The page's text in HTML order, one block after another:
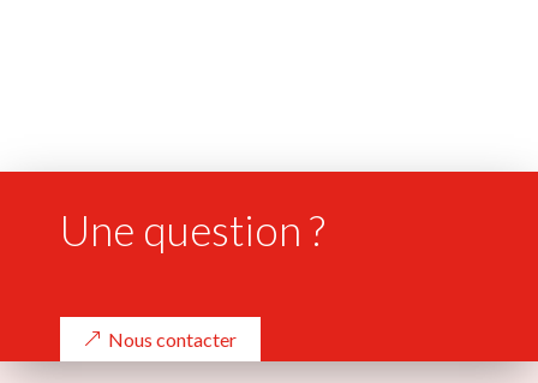
Une question ?
Nous contacter